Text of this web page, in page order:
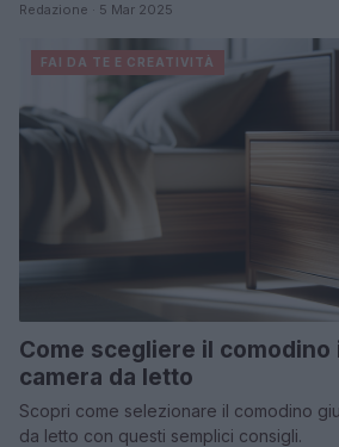
Redazione · 5 Mar 2025
FAI DA TE E CREATIVITÀ
Come scegliere il comodino
camera da letto
Scopri come selezionare il comodino
da letto con questi semplici consigli.